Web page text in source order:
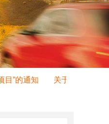
”的通知 关于征集旅行社“